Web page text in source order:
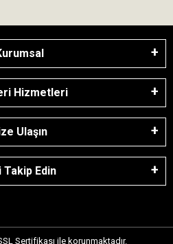
Hizmetleri
Ulaşın
Takip Edin
Sertifikası ile korunmaktadır.